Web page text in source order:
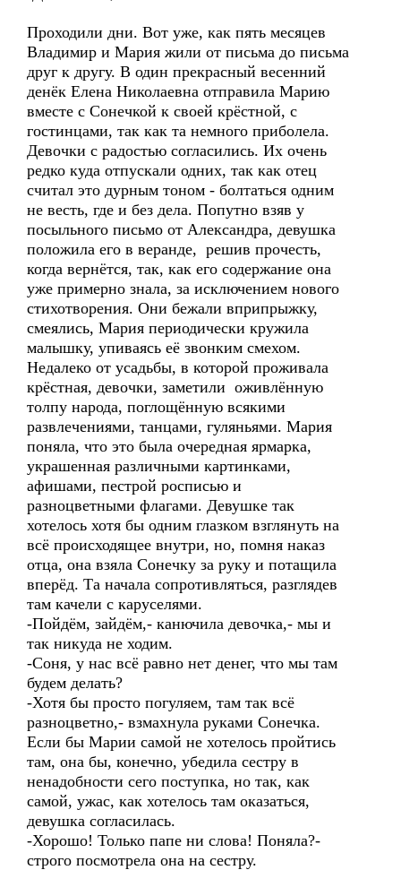
Проходили дни. Вот уже, как пять месяцев
Владимир и Мария жили от письма до письма
друг к другу. В один прекрасный весенний
денёк Елена Николаевна отправила Марию
вместе с Сонечкой к своей крёстной, с
гостинцами, так как та немного приболела.
Девочки с радостью согласились. Их очень
редко куда отпускали одних, так как отец
считал это дурным тоном - болтаться одним
не весть, где и без дела. Попутно взяв у
посыльного письмо от Александра, девушка
положила его в веранде, решив прочесть,
когда вернётся, так, как его содержание она
уже примерно знала, за исключением нового
стихотворения. Они бежали вприпрыжку,
смеялись, Мария периодически кружила
малышку, упиваясь её звонким смехом.
Недалеко от усадьбы, в которой проживала
крёстная, девочки, заметили оживлённую
толпу народа, поглощённую всякими
развлечениями, танцами, гуляньями. Мария
поняла, что это была очередная ярмарка,
украшенная различными картинками,
афишами, пестрой росписью и
разноцветными флагами. Девушке так
хотелось хотя бы одним глазком взглянуть на
всё происходящее внутри, но, помня наказ
отца, она взяла Сонечку за руку и потащила
вперёд. Та начала сопротивляться, разглядев
там качели с каруселями.
-Пойдём, зайдём,- канючила девочка,- мы и
так никуда не ходим.
-Соня, у нас всё равно нет денег, что мы там
будем делать?
-Хотя бы просто погуляем, там так всё
разноцветно,- взмахнула руками Сонечка.
Если бы Марии самой не хотелось пройтись
там, она бы, конечно, убедила сестру в
ненадобности сего поступка, но так, как
самой, ужас, как хотелось там оказаться,
девушка согласилась.
-Хорошо! Только папе ни слова! Поняла?-
строго посмотрела она на сестру.